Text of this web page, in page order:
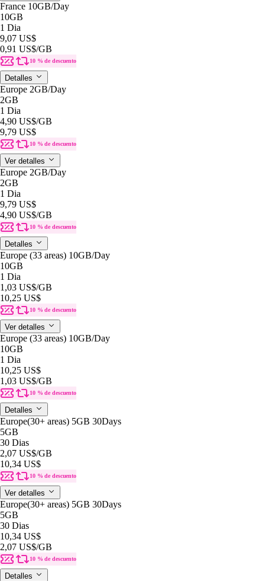
France 10GB/Day
10GB
1 Dia
9,07 US$
0,91 US$/GB
10 % de descuento
Detalles
Europe 2GB/Day
2GB
1 Dia
4,90 US$/GB
9,79 US$
10 % de descuento
Ver detalles
Europe 2GB/Day
2GB
1 Dia
9,79 US$
4,90 US$/GB
10 % de descuento
Detalles
Europe (33 areas) 10GB/Day
10GB
1 Dia
1,03 US$/GB
10,25 US$
10 % de descuento
Ver detalles
Europe (33 areas) 10GB/Day
10GB
1 Dia
10,25 US$
1,03 US$/GB
10 % de descuento
Detalles
Europe(30+ areas) 5GB 30Days
5GB
30 Dias
2,07 US$/GB
10,34 US$
10 % de descuento
Ver detalles
Europe(30+ areas) 5GB 30Days
5GB
30 Dias
10,34 US$
2,07 US$/GB
10 % de descuento
Detalles